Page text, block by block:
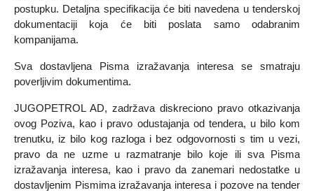
postupku. Detaljna specifikacija će biti navedena u tenderskoj
dokumentaciji koja će biti poslata samo odabranim
kompanijama.
Sva dostavljena Pisma izražavanja interesa se smatraju
poverljivim dokumentima.
JUGOPETROL AD, zadržava diskreciono pravo otkazivanja
ovog Poziva, kao i pravo odustajanja od tendera, u bilo kom
trenutku, iz bilo kog razloga i bez odgovornosti s tim u vezi,
pravo da ne uzme u razmatranje bilo koje ili sva Pisma
izražavanja interesa, kao i pravo da zanemari nedostatke u
dostavljenim Pismima izražavanja interesa i pozove na tender